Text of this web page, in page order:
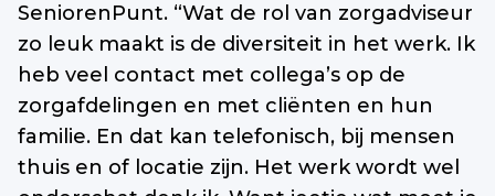
SeniorenPunt. “Wat de rol van zorgadviseur
zo leuk maakt is de diversiteit in het werk. Ik
heb veel contact met collega’s op de
zorgafdelingen en met cliënten en hun
familie. En dat kan telefonisch, bij mensen
thuis en of locatie zijn. Het werk wordt wel